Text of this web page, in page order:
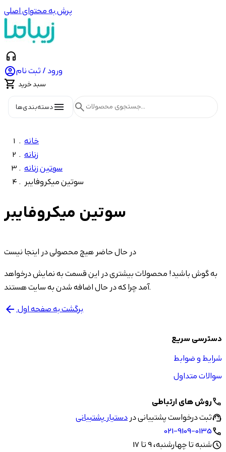
پرش به محتوای اصلی
headphones
ورود / ثبت نام
 سبد خرید
menuدسته‌بندی‌ها search
خانه
زنانه
سوتین زنانه
سوتین میکروفایبر
سوتین میکروفایبر
در حال حاضر هیچ محصولی در اینجا نیست
به گوش باشید! محصولات بیشتری در این قسمت به نمایش درخواهد
آمد چرا که در حال اضافه شدن به سایت هستند.
arrow_back برگشت به صفحه اول
دسترسی سریع
شرایط و ضوابط
سوالات متداول
callروش های ارتباطی
support_agentثبت درخواست پشتیبانی دردستیار پشتیبانی
call
021-9109-0135
scheduleشنبه تا چهارشنبه، 9 تا 17